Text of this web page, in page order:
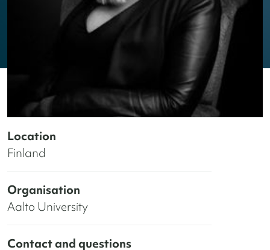
Location
Finland
Organisation
Aalto University
Contact and questions